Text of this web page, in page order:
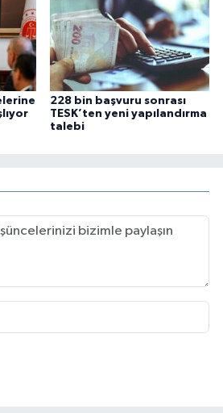
228 bin başvuru sonrası
TESK’ten yeni yapılandırma
talebi